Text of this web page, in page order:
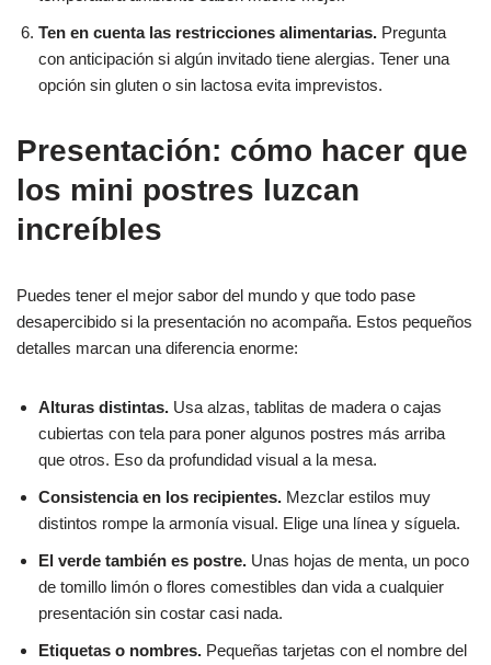
Ten en cuenta las restricciones alimentarias. Pregunta
con anticipación si algún invitado tiene alergias. Tener una
opción sin gluten o sin lactosa evita imprevistos.
Presentación: cómo hacer que
los mini postres luzcan
increíbles
Puedes tener el mejor sabor del mundo y que todo pase
desapercibido si la presentación no acompaña. Estos pequeños
detalles marcan una diferencia enorme:
Alturas distintas. Usa alzas, tablitas de madera o cajas
cubiertas con tela para poner algunos postres más arriba
que otros. Eso da profundidad visual a la mesa.
Consistencia en los recipientes. Mezclar estilos muy
distintos rompe la armonía visual. Elige una línea y síguela.
El verde también es postre. Unas hojas de menta, un poco
de tomillo limón o flores comestibles dan vida a cualquier
presentación sin costar casi nada.
Etiquetas o nombres. Pequeñas tarjetas con el nombre del